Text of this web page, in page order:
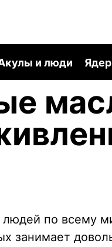
и люди
по всему
занимает